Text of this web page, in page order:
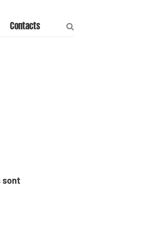
Contacts
sont